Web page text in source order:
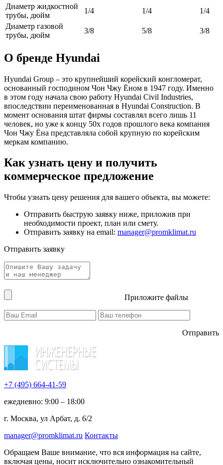
Диаметр жидкостной
трубы, дюйм
1/4 1/4
1/4
Диаметр газовой
трубы, дюйм
3/8 5/8 3/8
О бренде Hyundai
Hyundai Group – это крупнейший корейский конгломерат,
основанный господином Чон Чжу Ёном в 1947 году. Именно
в этом году начала свою работу Hyundai Civil Industries,
впоследствии переименованная в Hyundai Construction. В
момент основания штат фирмы составлял всего лишь 11
человек, но уже к концу 50х годов прошлого века компания
Чон Чжу Ёна представляла собой крупную по корейским
меркам компанию.
Как узнать цену и получить
коммерческое предложение
Чтобы узнать цену решения для вашего объекта, вы можете:
Отправить быструю заявку ниже, приложив при
необходимости проект, план или смету.
Отправить заявку на email: manager@promklimat.ru
Отправить заявку
Приложите файлы
Отправить
+7 (495) 664-41-59
ежедневно: 9:00 – 18:00
г. Москва, ул Арбат, д. 6/2
manager@promklimat.ru Контакты
Обращаем Ваше внимание, что вся информация на сайте,
включая цены, носит исключительно ознакомительный